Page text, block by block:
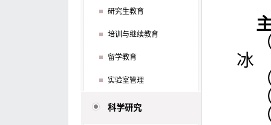
研究生教育
培训与继续教育
留学教育
实验室管理
科学研究
冰